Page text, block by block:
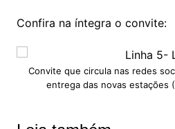
Confira na íntegra o convite:
Convite que circula nas redes
entrega das novas estações